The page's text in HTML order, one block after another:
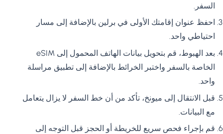
السفر.
احفظ عنوان إقامتك الأولى في برلين بالإضافة إلى مسار
احتياطي واحد.
بعد الهبوط، قم بتحويل بيانات الهاتف المحمول إلى eSIM
الخاصة بالسفر واختبر الخرائط بالإضافة إلى تطبيق مراسلة
واحد.
قبل الانتقال إلى ميونخ، تأكد من أن خط السفر لا يزال يتعامل
مع البيانات.
قم بإجراء فحص سريع للخريطة أو الحجز قبل التوجه إلى